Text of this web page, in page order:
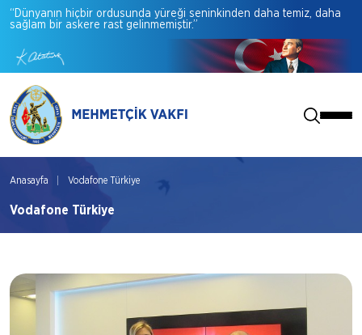
“Dünyanın hiçbir ordusunda yüreği seninkinden daha temiz, daha
sağlam bir askere rast gelinmemiştir.”
Anasayfa Vodafone Türkiye
Vodafone Türkiye